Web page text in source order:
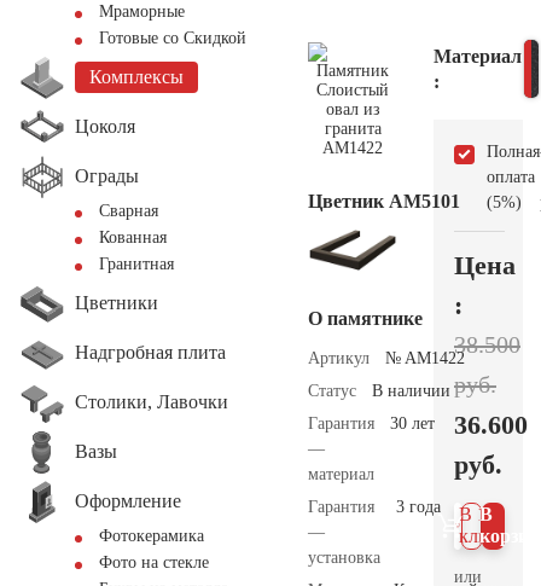
Мраморные
Готовые со Скидкой
Комплексы
Цоколя
Ограды
Сварная
Кованная
Гранитная
Цветники
Надгробная плита
Столики, Лавочки
Вазы
Оформление
Фотокерамика
Фото на стекле
Цветник АМ5101
О памятнике
Артикул
№ AM1422
Статус
В наличии
Гарантия
—
материал
30 лет
Гарантия
—
установка
3 года
Материал
:
Полная
оплата
(5%)
Цена
:
38.500
руб.
36.600
руб.
В
В 1
клик
или